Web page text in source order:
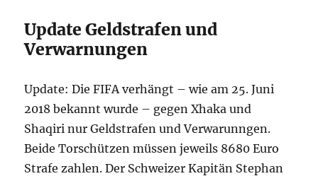
Update Geldstrafen und
Verwarnungen
Update: Die FIFA verhängt – wie am 25. Juni
2018 bekannt wurde – gegen Xhaka und
Shaqiri nur Geldstrafen und Verwarunngen.
Beide Torschützen müssen jeweils 8680 Euro
Strafe zahlen. Der Schweizer Kapitän Stephan